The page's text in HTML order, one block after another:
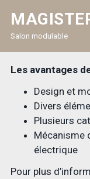
Salon modulable
Les avantages
Design et
Divers
Plusieurs
Mécanisme
électrique
Pour plus